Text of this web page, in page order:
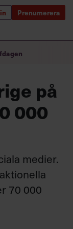
Prenumerera
på
000
medier.
70 000